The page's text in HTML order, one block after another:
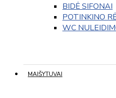
BIDĖ SIFONAI
POTINKINO
WC
MAIŠYTUVAI